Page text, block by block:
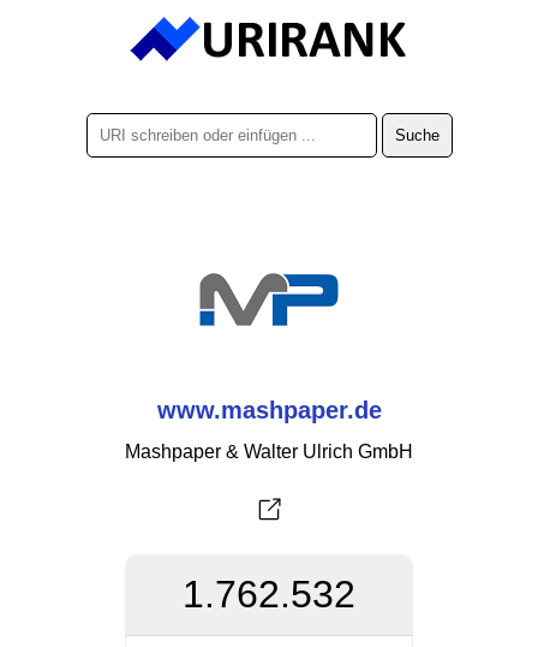
www.mashpaper.de
Mashpaper & Walter Ulrich GmbH
1.762.532